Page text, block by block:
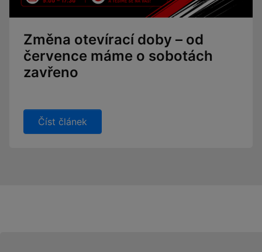
Změna otevírací doby – od
července máme o sobotách
zavřeno
Číst článek